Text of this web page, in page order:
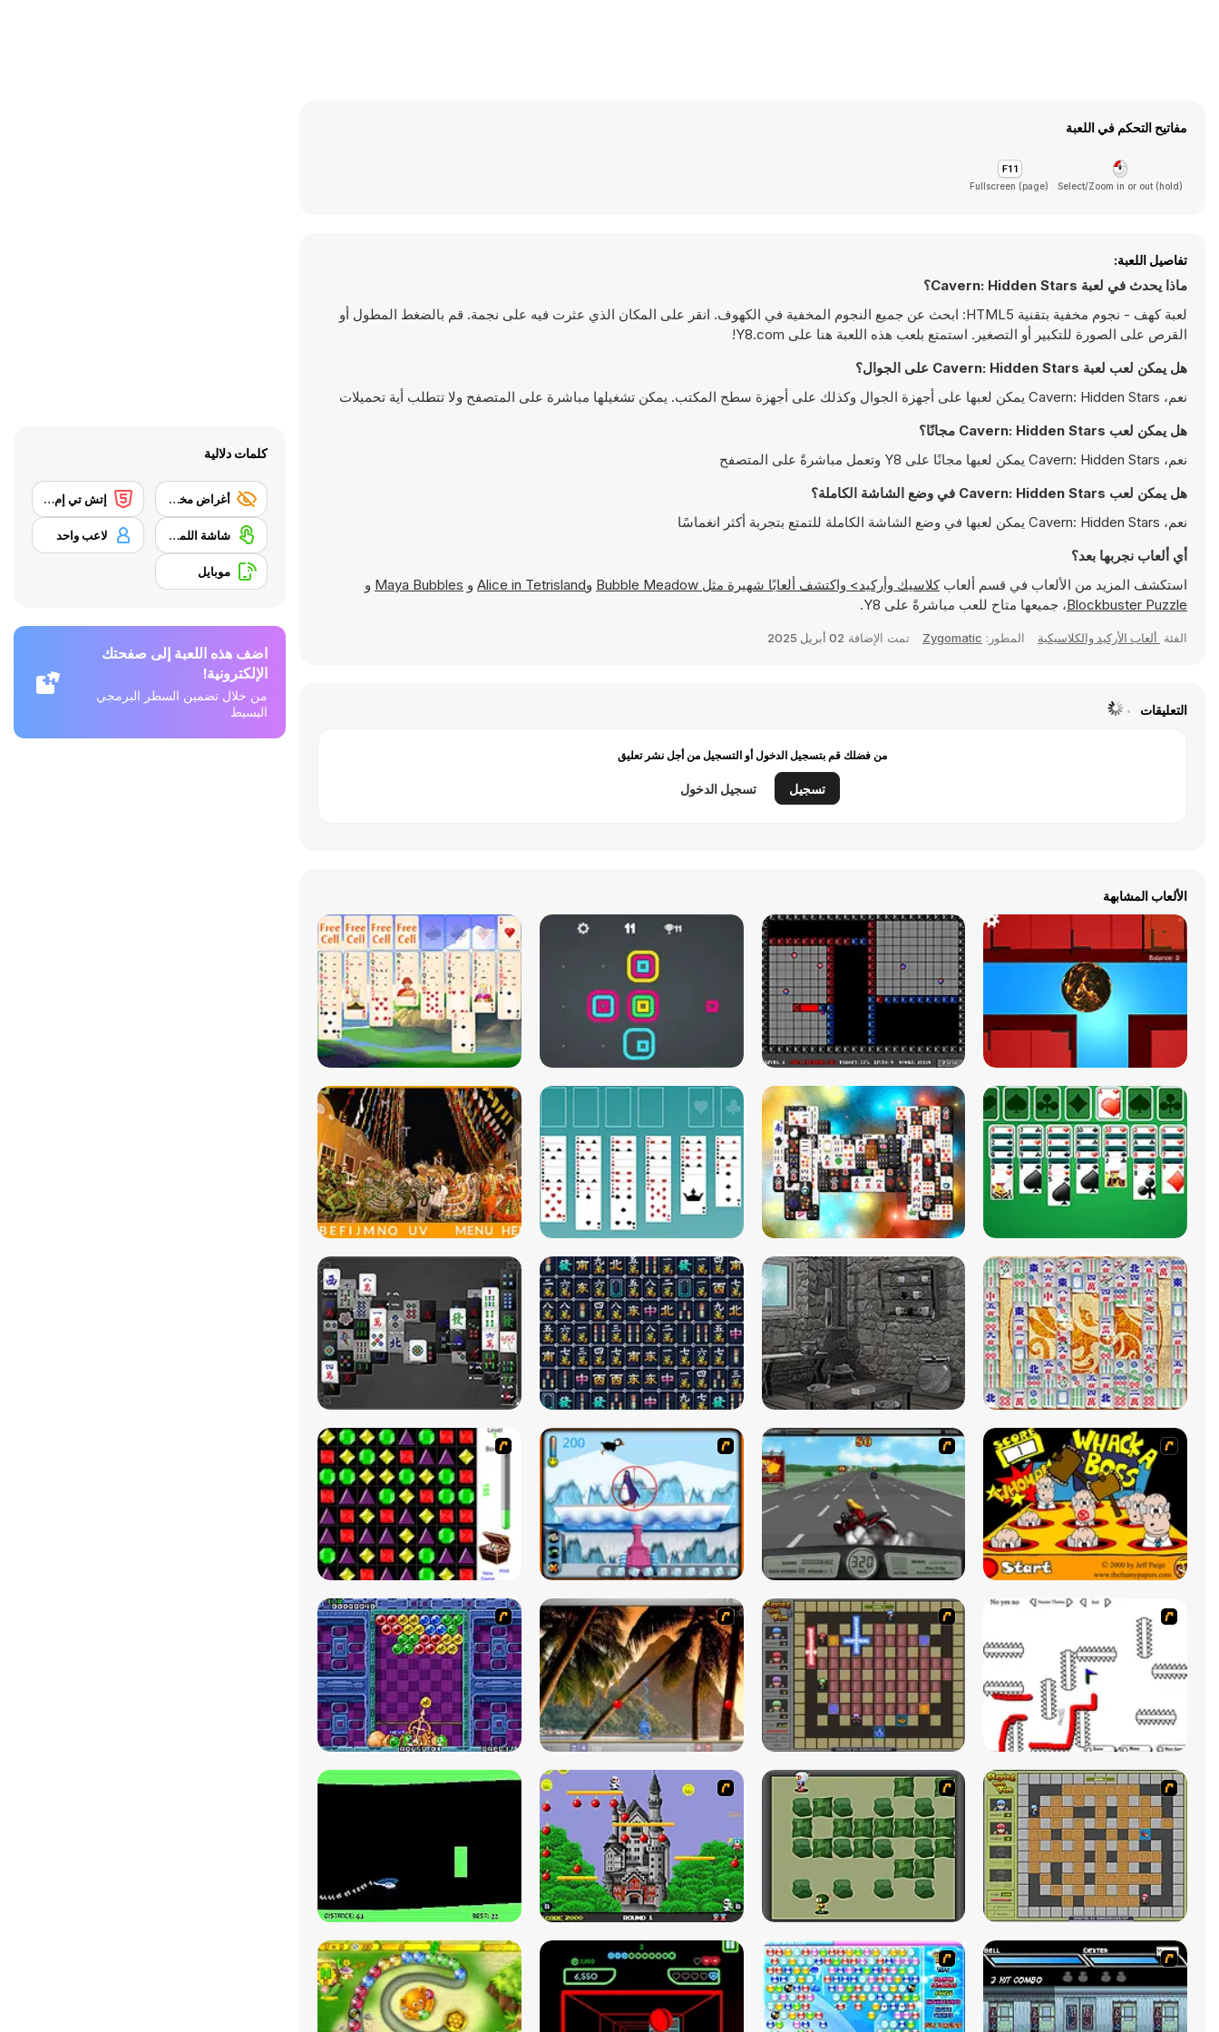
مفاتيح التحكم في اللعبة
Select/Zoom in or out (hold)
Fullscreen (page)
تفاصيل اللعبة:
ماذا يحدث في لعبة Cavern: Hidden Stars؟
لعبة كهف - نجوم مخفية بتقنية HTML5: ابحث عن جميع النجوم المخفية في الكهوف. انقر على المكان الذي عثرت فيه على نجمة. قم بالضغط المطول أو
القرص على الصورة للتكبير أو التصغير. استمتع بلعب هذه اللعبة هنا على Y8.com!
هل يمكن لعب لعبة Cavern: Hidden Stars على الجوال؟
نعم، Cavern: Hidden Stars يمكن لعبها على أجهزة الجوال وكذلك على أجهزة سطح المكتب. يمكن تشغيلها مباشرة على المتصفح ولا تتطلب أية تحميلات
هل يمكن لعب Cavern: Hidden Stars مجانًا؟
نعم، Cavern: Hidden Stars يمكن لعبها مجانًا على Y8 وتعمل مباشرةً على المتصفح
هل يمكن لعب Cavern: Hidden Stars في وضع الشاشة الكاملة؟
نعم، Cavern: Hidden Stars يمكن لعبها في وضع الشاشة الكاملة للتمتع بتجربة أكثر انغماسًا
أي ألعاب نجربها بعد؟
استكشف المزيد من الألعاب في قسم ألعابكلاسيك وأركيد> واكتشف ألعابًا شهيرة مثل Bubble Meadow وAlice in Tetrisland و Maya Bubbles و
Blockbuster Puzzle، جميعها متاح للعب مباشرةً على Y8.
الفئة ألعاب الأركيد والكلاسيكية المطور: Zygomatic تمت الإضافة 02 أبريل 2025
التعليقات
من فضلك قم بتسجيل الدخول أو التسجيل من أجل نشر تعليق
تسجيل تسجيل الدخول
الألعاب المشابهة
كلمات دلالية
أغراض مخفية إتش تي إم إل 5
شاشة اللمس لاعب واحد
موبايل
اضف هذه اللعبة إلى صفحتك
الإلكترونية!
من خلال تضمين السطر البرمجي
البسيط